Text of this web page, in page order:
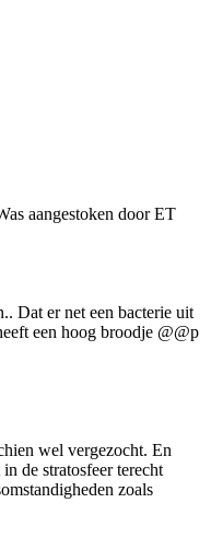
aangestoken door ET
Dat er net een bacterie uit
een hoog broodje @@p
wel vergezocht. En
de stratosfeer terecht
zoals